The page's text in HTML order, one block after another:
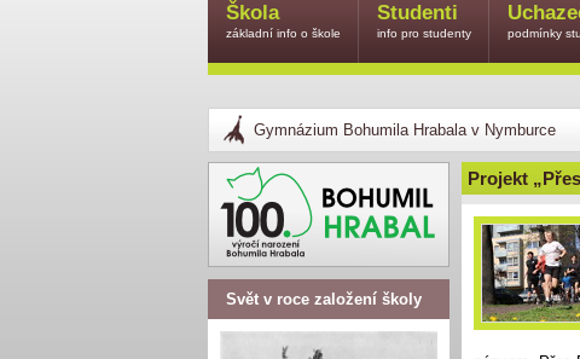
Gymnázium Bohumila Hrabala v Nymburce
Projekt
Svět v roce založení školy
Škola
základní info o škole
Studenti
info pro studenty podmínky